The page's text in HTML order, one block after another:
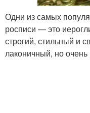
Одни из самых
росписи — это
строгий, стильный и
лаконичный, но